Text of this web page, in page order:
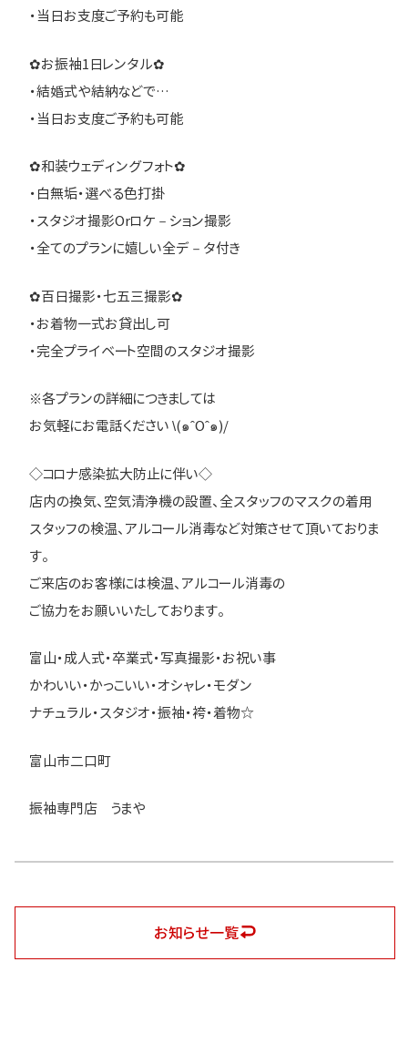
・当日お支度ご予約も可能
✿お振袖1日レンタル✿
・結婚式や結納などで…
・当日お支度ご予約も可能
✿和装ウェディングフォト✿
・白無垢・選べる色打掛
・スタジオ撮影Orロケ－ション撮影
・全てのプランに嬉しい全デ－タ付き
✿百日撮影・七五三撮影✿
・お着物一式お貸出し可
・完全プライベート空間のスタジオ撮影
※各プランの詳細につきましては
お気軽にお電話ください \(๑ˆOˆ๑)/
◇コロナ感染拡大防止に伴い◇
店内の換気、空気清浄機の設置、全スタッフのマスクの着用
スタッフの検温、アルコール消毒など対策させて頂いておりま
す。
ご来店のお客様には検温、アルコール消毒の
ご協力をお願いいたしております。
富山・成人式・卒業式・写真撮影・お祝い事
かわいい・かっこいい・オシャレ・モダン
ナチュラル・スタジオ・振袖・袴・着物☆
富山市二口町
振袖専門店 うまや
お知らせ一覧